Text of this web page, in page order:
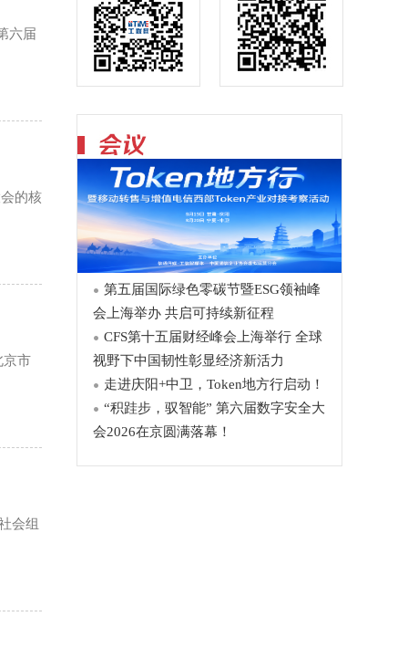
六届
的核
京市
会组
第五届国际绿色零碳节暨ESG领袖峰
会上海举办 共启可持续新征程
CFS第十五届财经峰会上海举行 全球
视野下中国韧性彰显经济新活力
走进庆阳+中卫，Token地方行启动！
“积跬步，驭智能” 第六届数字安全大
会2026在京圆满落幕！